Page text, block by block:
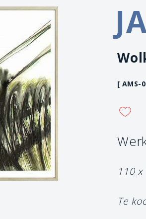
[ AMS-
110
Te